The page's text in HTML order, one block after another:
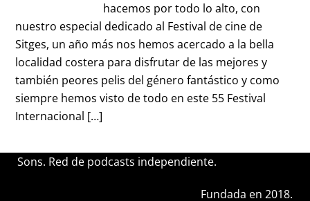
hacemos por todo lo alto, con
nuestro especial dedicado al Festival de cine de
Sitges, un año más nos hemos acercado a la bella
localidad costera para disfrutar de las mejores y
también peores pelis del género fantástico y como
siempre hemos visto de todo en este 55 Festival
Internacional […]
Sons. Red de podcasts independiente.
Fundada en 2018.